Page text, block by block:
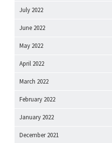
July 2022
June 2022
May 2022
April 2022
March 2022
February 2022
January 2022
December 2021